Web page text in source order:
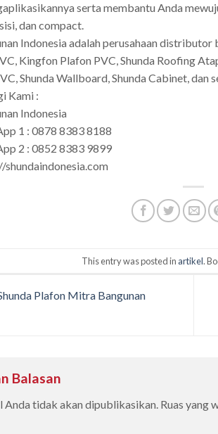
serta membantu Anda
dan compact.
Indonesia adalah perusahaan
Kingfon Plafon PVC, Shunda Roofing
Shunda Wallboard, Shunda Cabinet, dan
Kami :
Indonesia
1 : 0878 8383 8188
2 : 0852 8383 9899
This entry was posted in artikel.
Plafon Mitra Bangunan
Balasan
Anda tidak akan dipublikasikan. Ruas yang